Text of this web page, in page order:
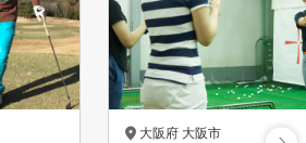
大阪府 大阪市